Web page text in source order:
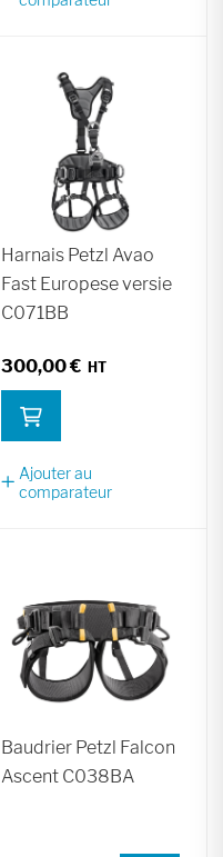
Harnais Petzl Avao
Fast Europese versie
C071BB
300,00 €
Ajouter au
comparateur
Baudrier Petzl Falcon
Ascent C038BA